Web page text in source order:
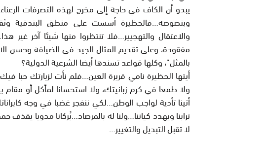
يبدو أن الكاف في حاجة إلى مخرج لهذه التصرفات الرعناء
وبنصوصه…فالحظيرة أسست على منطق البندقية
والاعتقال والتهجيير…فلا تنتظروا منها شيئا آخر
مفقودة، وعلى تقديم المثال الجيد في الضيافة وحسن
بالمثل”، وكلها قواعد تسندها أيضا الشرعية الدولية؟
أيتها الحظيرة نامي قريرة العين…فلم نأت لزيارتك
ولا طمعا في كرم زبانيتك، ولا استحسانا لمأكل أو
أتينا تأدية لواجب الوطن…لكي ننفجر غضبا في وجه
ترابنا ويهدد كياننا…ولنا له بالمرصاد…بُركانا مدويا
لا تقبل التبديل والتغيير…